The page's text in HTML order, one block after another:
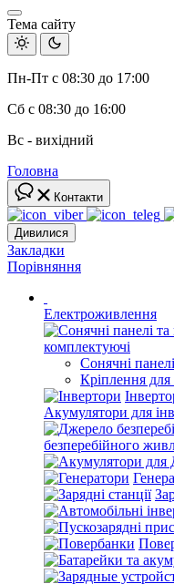
Тема сайту
Пн-Пт с 08:30 до 17:00
Сб с 08:30 до 16:00
Вс - вихідний
Головна
Контакти
Дивилися
Закладки
Порівняння
Електроживлення
комплектуючі
Сонячні панелі
Кріплення
Акумулятори для
безперебійного